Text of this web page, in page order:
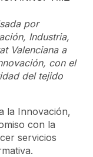
por
Industria,
Valenciana a
con el
del tejido
la Innovación,
con la
servicios